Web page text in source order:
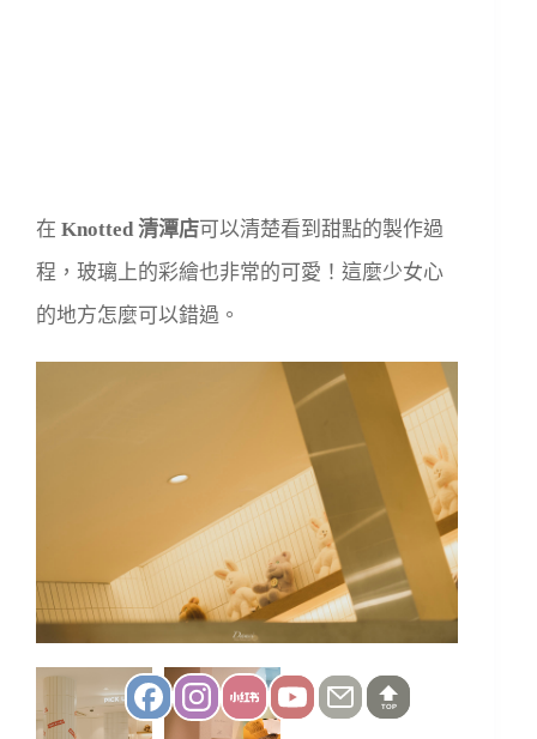
在 Knotted 清潭店可以清楚看到甜點的製作過
程，玻璃上的彩繪也非常的可愛！這麼少女心
的地方怎麼可以錯過。
TOP